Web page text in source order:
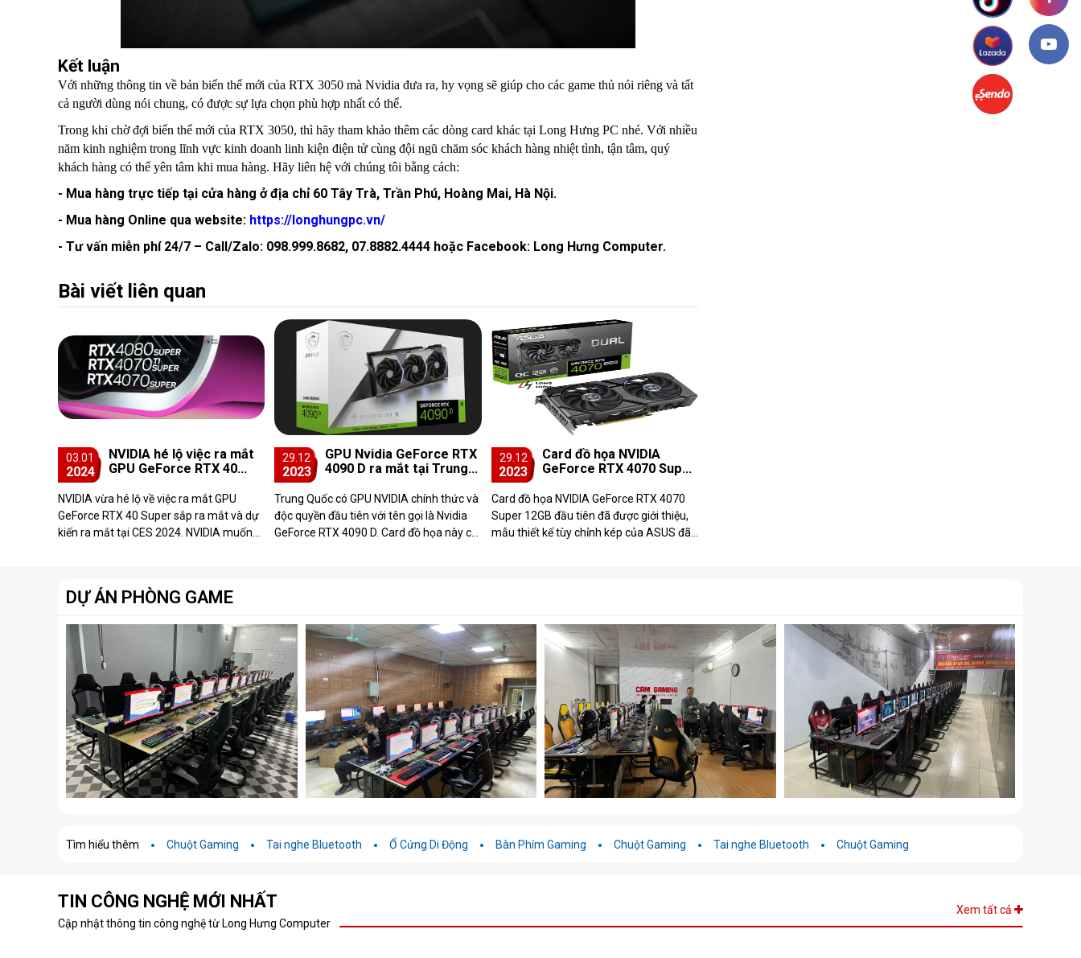
Kết luận
Với những thông tin về bản biến thể mới của RTX 3050 mà Nvidia đưa ra, hy vọng sẽ giúp cho các game thủ nói riêng và tất
cả người dùng nói chung, có được sự lựa chọn phù hợp nhất có thể.
Trong khi chờ đợi biến thể mới của RTX 3050, thì hãy tham khảo thêm các dòng card khác tại Long Hưng PC nhé. Với nhiều
năm kinh nghiệm trong lĩnh vực kinh doanh linh kiện điện tử cùng đội ngũ chăm sóc khách hàng nhiệt tình, tận tâm, quý
khách hàng có thể yên tâm khi mua hàng. Hãy liên hệ với chúng tôi bằng cách:
- Mua hàng trực tiếp tại cửa hàng ở địa chỉ 60 Tây Trà, Trần Phú, Hoàng Mai, Hà Nội.
- Mua hàng Online qua website: https://longhungpc.vn/
- Tư vấn miễn phí 24/7 – Call/Zalo: 098.999.8682, 07.8882.4444 hoặc Facebook: Long Hưng Computer.
Bài viết liên quan
03.01
2024
NVIDIA hé lộ việc ra mắt
GPU GeForce RTX 40
NVIDIA vừa hé lộ về việc ra mắt GPU
GeForce RTX 40 Super sắp ra mắt và dự
kiến ra mắt tại CES 2024. NVIDIA muốn
29.12
2023
GPU Nvidia GeForce RTX
4090 D ra mắt tại Trung
Trung Quốc có GPU NVIDIA chính thức và
độc quyền đầu tiên với tên gọi là Nvidia
GeForce RTX 4090 D. Card đồ họa này có
29.12
2023
Card đồ họa NVIDIA
GeForce RTX 4070 Super
mắt
Card đồ họa NVIDIA GeForce RTX 4070
Super 12GB đầu tiên đã được giới thiệu,
mẫu thiết kế tùy chỉnh kép của ASUS đã
DỰ ÁN PHÒNG GAME
Tìm hiểu thêm Chuột Gaming Tai nghe Bluetooth Ổ Cứng Di Động Bàn Phím Gaming Chuột Gaming Tai nghe Bluetooth Chuột Gaming
TIN CÔNG NGHỆ MỚI NHẤT
Cập nhật thông tin công nghệ từ Long Hưng Computer
Xem tất cả